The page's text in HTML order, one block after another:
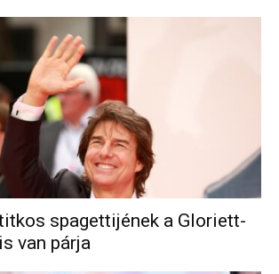
spagettijének a Gloriett-
van párja